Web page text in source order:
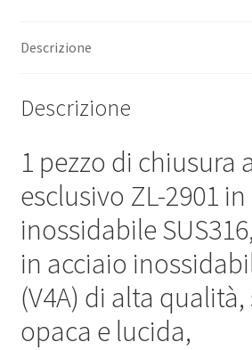
alta
ed
realizzato
nel
miglior
acciaio
inossidabile
V4A
(SUS316)
per
un
Descrizione
Descrizione
1 pezzo di chiusura
esclusivo ZL-2901
inossidabile
in acciaio
(V4A) di alta
opaca e lucida,